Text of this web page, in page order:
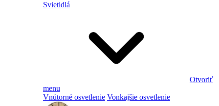
Svietidlá
Otvoriť
menu
Vnútorné osvetlenie Vonkajšie osvetlenie